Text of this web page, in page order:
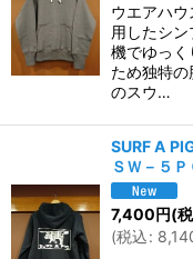
ウエアハウ
用したシ
機でゆっく
ため独特
のスウ…
SURF A
ＳＷ－５Ｐ
7,400 円(
(税込: